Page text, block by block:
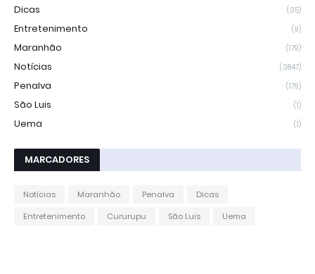
Dicas (35)
Entretenimento (9)
Maranhão (179)
Notícias (3847)
Penalva (179)
São Luis (1)
Uema (1)
MARCADORES
Notícias Maranhão Penalva
Dicas
Entretenimento
Cururupu São Luis Uema